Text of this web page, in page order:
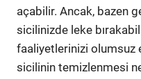
açabilir. Ancak, bazen
sicilinizde leke
faaliyetlerinizi olumsuz
sicilinin temizlenmesi